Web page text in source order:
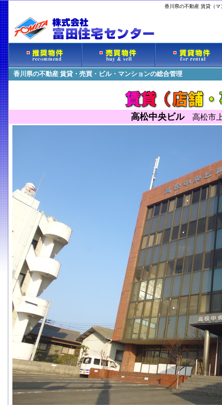
香川県の不動産 賃貸（
香川県の不動産 賃貸・売買・ビル・マンションの総合管理
高松中央ビル高松市上